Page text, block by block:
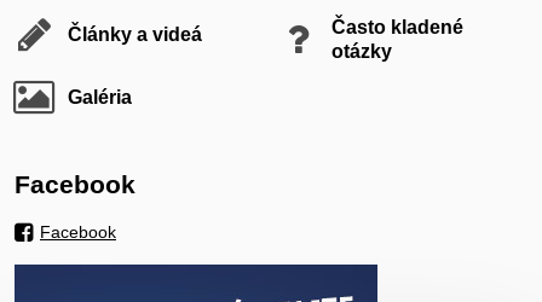
Články a videá
Často kladené
otázky
Galéria
Facebook
Facebook